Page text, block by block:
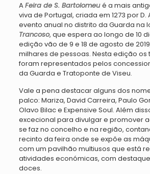
AFeira de S. Bartolomeué a mais
viva de Portugal, criada em 1273 por D.
evento anual no distrito da Guarda na
Trancoso, que espera ao longo de 10
edição vão de 9 e 18 de agosto de
milhares de pessoas. Nesta edição os
foram representados pelos
da Guarda e Tratoponte de Viseu.
Vale a pena destacar alguns dos
palco: Mariza, David Carreira, Paulo
Olavo Bilac e Expensive Soul. Além
excecional para divulgar e promover
se faz no concelho e na região,
recinto da feira onde se expõe as
com um pavilhão multiusos que está
atividades económicas, com
doces.